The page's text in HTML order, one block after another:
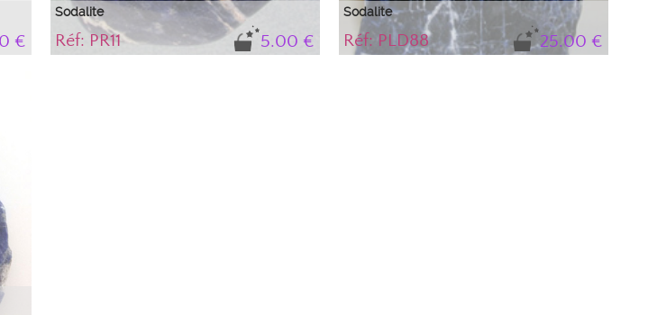
€
Sodalite
5.00 €
Réf: PR11
Sodalite
25.00 €
Réf: PLD88